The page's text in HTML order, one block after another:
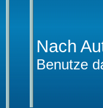
Nach
Benutze